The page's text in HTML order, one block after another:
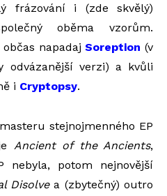
frázování i (zde skvělý)
oběma vzorům.
napadajSoreption (v
odvázanější verzi) a kvůli
i Cryptopsy.
stejnojmenného EP
Ancient of the Ancients,
potom nejnovější
Disolvea (zbytečný) outro